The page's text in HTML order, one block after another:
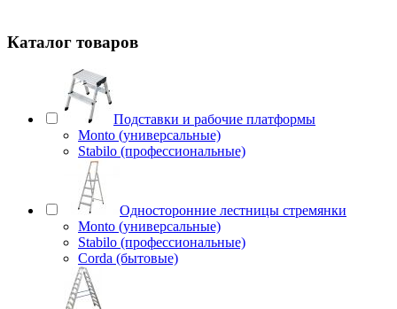
Каталог товаров
Подставки и рабочие платформы
Monto (универсальные)
Stabilo (профессиональные)
Односторонние лестницы стремянки
Monto (универсальные)
Stabilo (профессиональные)
Corda (бытовые)